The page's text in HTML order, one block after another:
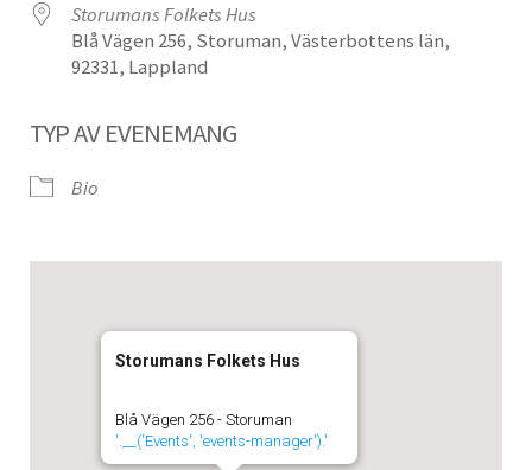
Storumans Folkets Hus
Blå Vägen 256, Storuman, Västerbottens län,
92331, Lappland
TYP AV EVENEMANG
Bio
Storumans Folkets Hus
Blå Vägen 256 - Storuman
'.__('Events', 'events-manager').'